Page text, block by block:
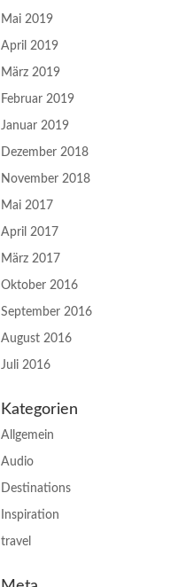
Mai 2019
April 2019
März 2019
Februar 2019
Januar 2019
Dezember 2018
November 2018
Mai 2017
April 2017
März 2017
Oktober 2016
September 2016
August 2016
Juli 2016
Kategorien
Allgemein
Audio
Destinations
Inspiration
travel